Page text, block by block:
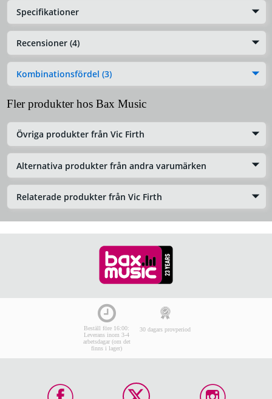
Specifikationer
Recensioner (4)
Kombinationsfördel (3)
Fler produkter hos Bax Music
Övriga produkter från Vic Firth
Alternativa produkter från andra varumärken
Relaterade produkter från Vic Firth
Beställ före 16:00:
Leverans inom 3-4
arbetsdagar (om det
finns i lager)
30 dagars provperiod